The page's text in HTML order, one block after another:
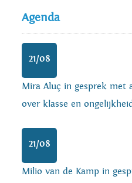
Agenda
21/08
Mira Aluç in gesprek met
over klasse en
21/08
Milio van de Kamp in